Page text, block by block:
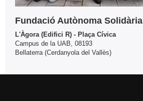
Fundació Autònoma Solidària
L'Àgora (Edifici R) - Plaça Cívica
Campus de la UAB, 08193
Bellaterra (Cerdanyola del Vallès)